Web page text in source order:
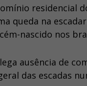
residencial
queda na
nascido nos
ausência de
das escadas